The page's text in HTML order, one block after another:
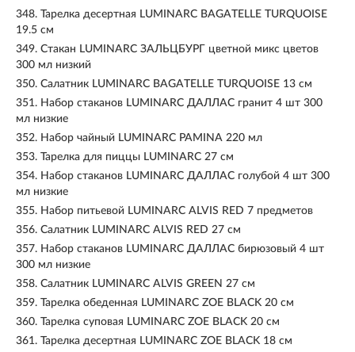
348. Тарелка десертная LUMINARC BAGATELLE TURQUOISE
19.5 см
349. Стакан LUMINARC ЗАЛЬЦБУРГ цветной микс цветов
300 мл низкий
350. Салатник LUMINARC BAGATELLE TURQUOISE 13 см
351. Набор стаканов LUMINARC ДАЛЛАС гранит 4 шт 300
мл низкие
352. Набор чайный LUMINARC PAMINA 220 мл
353. Тарелка для пиццы LUMINARC 27 см
354. Набор стаканов LUMINARC ДАЛЛАС голубой 4 шт 300
мл низкие
355. Набор питьевой LUMINARC ALVIS RED 7 предметов
356. Салатник LUMINARC ALVIS RED 27 см
357. Набор стаканов LUMINARC ДАЛЛАС бирюзовый 4 шт
300 мл низкие
358. Салатник LUMINARC ALVIS GREEN 27 см
359. Тарелка обеденная LUMINARC ZOE BLACK 20 см
360. Тарелка суповая LUMINARC ZOE BLACK 20 см
361. Тарелка десертная LUMINARC ZOE BLACK 18 см